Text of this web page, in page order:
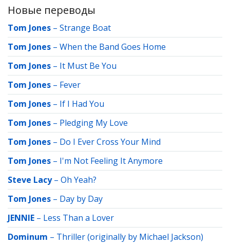
Новые переводы
Tom Jones – Strange Boat
Tom Jones – When the Band Goes Home
Tom Jones – It Must Be You
Tom Jones – Fever
Tom Jones – If I Had You
Tom Jones – Pledging My Love
Tom Jones – Do I Ever Cross Your Mind
Tom Jones – I'm Not Feeling It Anymore
Steve Lacy– Oh Yeah?
Tom Jones – Day by Day
JENNIE – Less Than a Lover
Dominum – Thriller (originally by Michael Jackson)